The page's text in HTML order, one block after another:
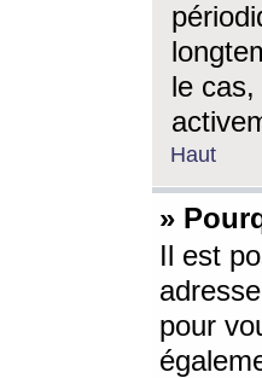
le
Haut
»
Il est
pour